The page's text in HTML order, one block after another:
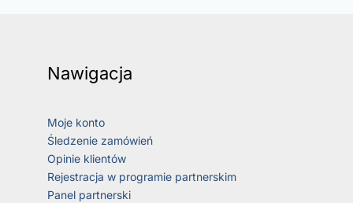
Nawigacja
Moje konto
Śledzenie zamówień
Opinie klientów
Rejestracja w programie partnerskim
Panel partnerski